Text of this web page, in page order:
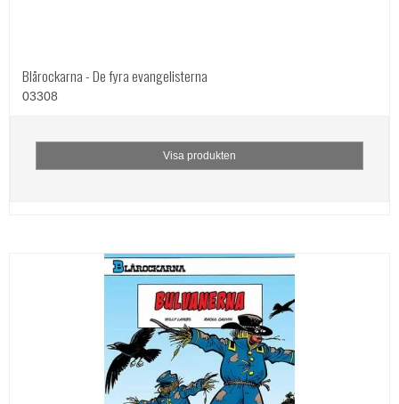
Blårockarna - De fyra evangelisterna
03308
Visa produkten